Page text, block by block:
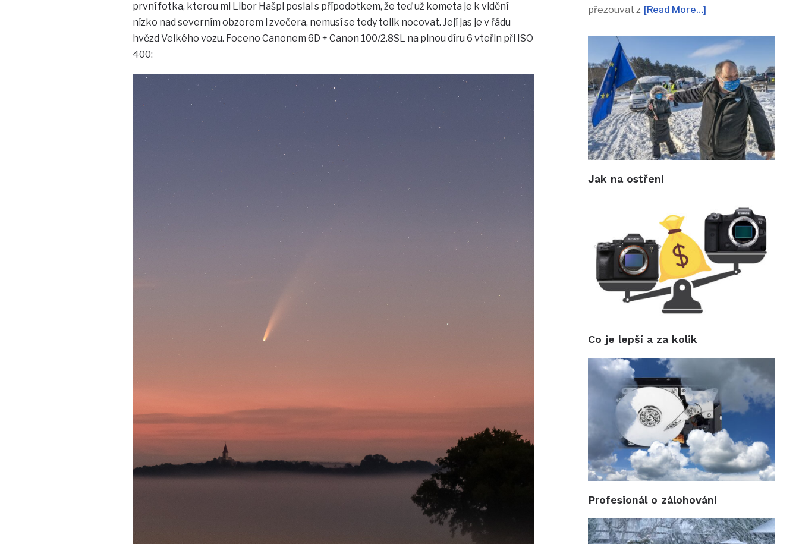
první fotka, kterou mi Libor Hašpl poslal s přípodotkem, že teď už kometa je k vidění
nízko nad severním obzorem i zvečera, nemusí se tedy tolik nocovat. Její jas je v řádu
hvězd Velkého vozu. Foceno Canonem 6D + Canon 100/2.8SL na plnou díru 6 vteřin při ISO
400:
přezouvat z [Read More…]
Jak na ostření
Co je lepší a za kolik
Profesionál o zálohování